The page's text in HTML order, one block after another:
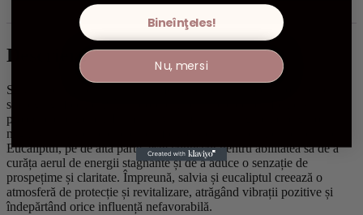
Informații suplimentare Recenzii (0)
Descriere
Salvia și eucaliptul sunt plante folosite adesea în ceremoniile de
smudging, fiecare având proprietăți distincte de purificare și
protecție energetică. Fumul salviei ajută la alungarea energiilor
negative și a spiritele rele, purificând spațiul și restabilind echilibrul.
Eucaliptul, pe de altă parte, este cunoscut pentru abilitatea sa de a
curăța aerul de energii stagnante și de a aduce o senzație de
prospețime și claritate. Împreună, salvia și eucaliptul creează o
atmosferă de protecție și revitalizare, atrăgând vibrații pozitive și
îndepărtând orice influență nefavorabilă.
Bineînţeles!
Nu, mersi